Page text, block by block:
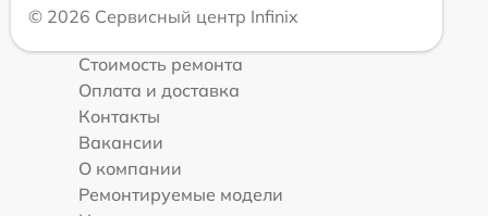
© 2026 Сервисный центр Infinix
Стоимость ремонта
Оплата и доставка
Контакты
Вакансии
О компании
Ремонтируемые модели